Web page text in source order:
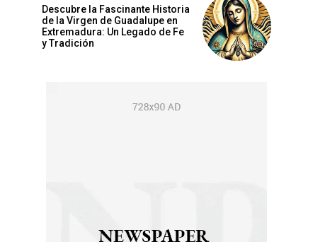
Descubre la Fascinante Historia
de la Virgen de Guadalupe en
Extremadura: Un Legado de Fe
y Tradición